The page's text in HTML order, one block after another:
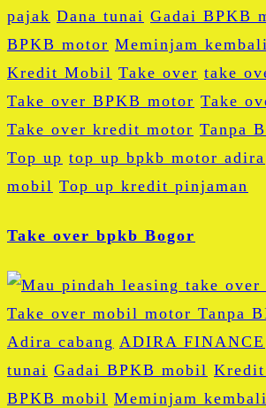
pajak Dana tunai Gadai BPKB
BPKB motor Meminjam kembali
Kredit Mobil Take over take
Take over BPKB motor Take
Take over kredit motor Tanpa
Top up top up bpkb motor adira
mobil Top up kredit pinjaman
Take over bpkb Bogor
Adira cabang ADIRA FINANCE
tunai Gadai BPKB mobil
BPKB mobil Meminjam kembali